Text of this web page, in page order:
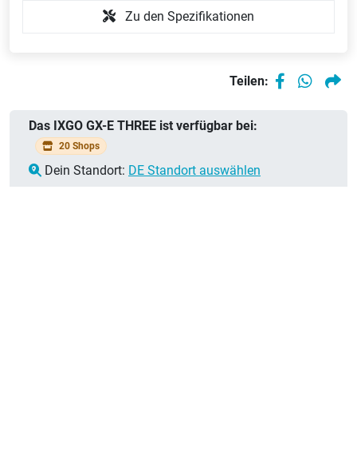
Farbe:
frost ab 3699,00 €
black
Bei 5 Händlern
verfügbar
Zu den Spezifikationen
Teilen:
Das IXGO GX-E THREE ist verfügbar bei:
20 Shops
Dein Standort: DE Standort auswählen